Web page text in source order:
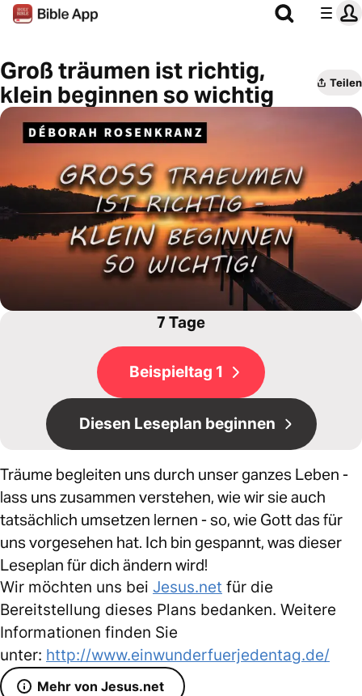
Groß träumen ist richtig,
klein beginnen so wichtig
Teilen
7 Tage
Beispieltag 1
Diesen Leseplan beginnen
Träume begleiten uns durch unser ganzes Leben -
lass uns zusammen verstehen, wie wir sie auch
tatsächlich umsetzen lernen - so, wie Gott das für
uns vorgesehen hat. Ich bin gespannt, was dieser
Leseplan für dich ändern wird!
Wir möchten uns bei Jesus.net für die
Bereitstellung dieses Plans bedanken. Weitere
Informationen finden Sie
unter: http://www.einwunderfuerjedentag.de/
Mehr von Jesus.net